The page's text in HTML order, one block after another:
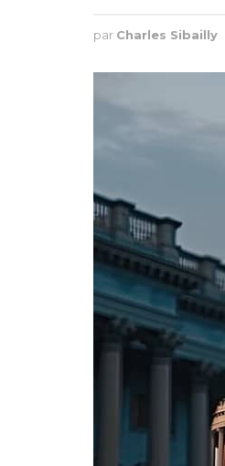
par Charles Sibailly